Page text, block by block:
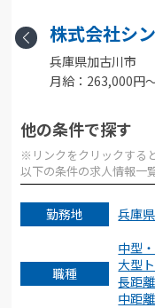
Previous
株式会社シ
兵庫県加古川市
月給：263,000円
他の条件で探す
※リンクをクリックする
以下の条件の求人情報一
勤務地 兵庫県
職種
中型
大型
長距
中距